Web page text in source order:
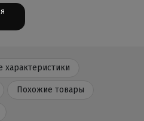
характеристики
Похожие товары